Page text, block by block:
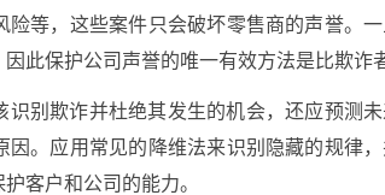
等，这些案件只会破坏零售商的声誉。
此保护公司声誉的唯一有效方法是比欺诈
识别欺诈并杜绝其发生的机会，还应预测
因。应用常见的降维法来识别隐藏的规律
客户和公司的能力。